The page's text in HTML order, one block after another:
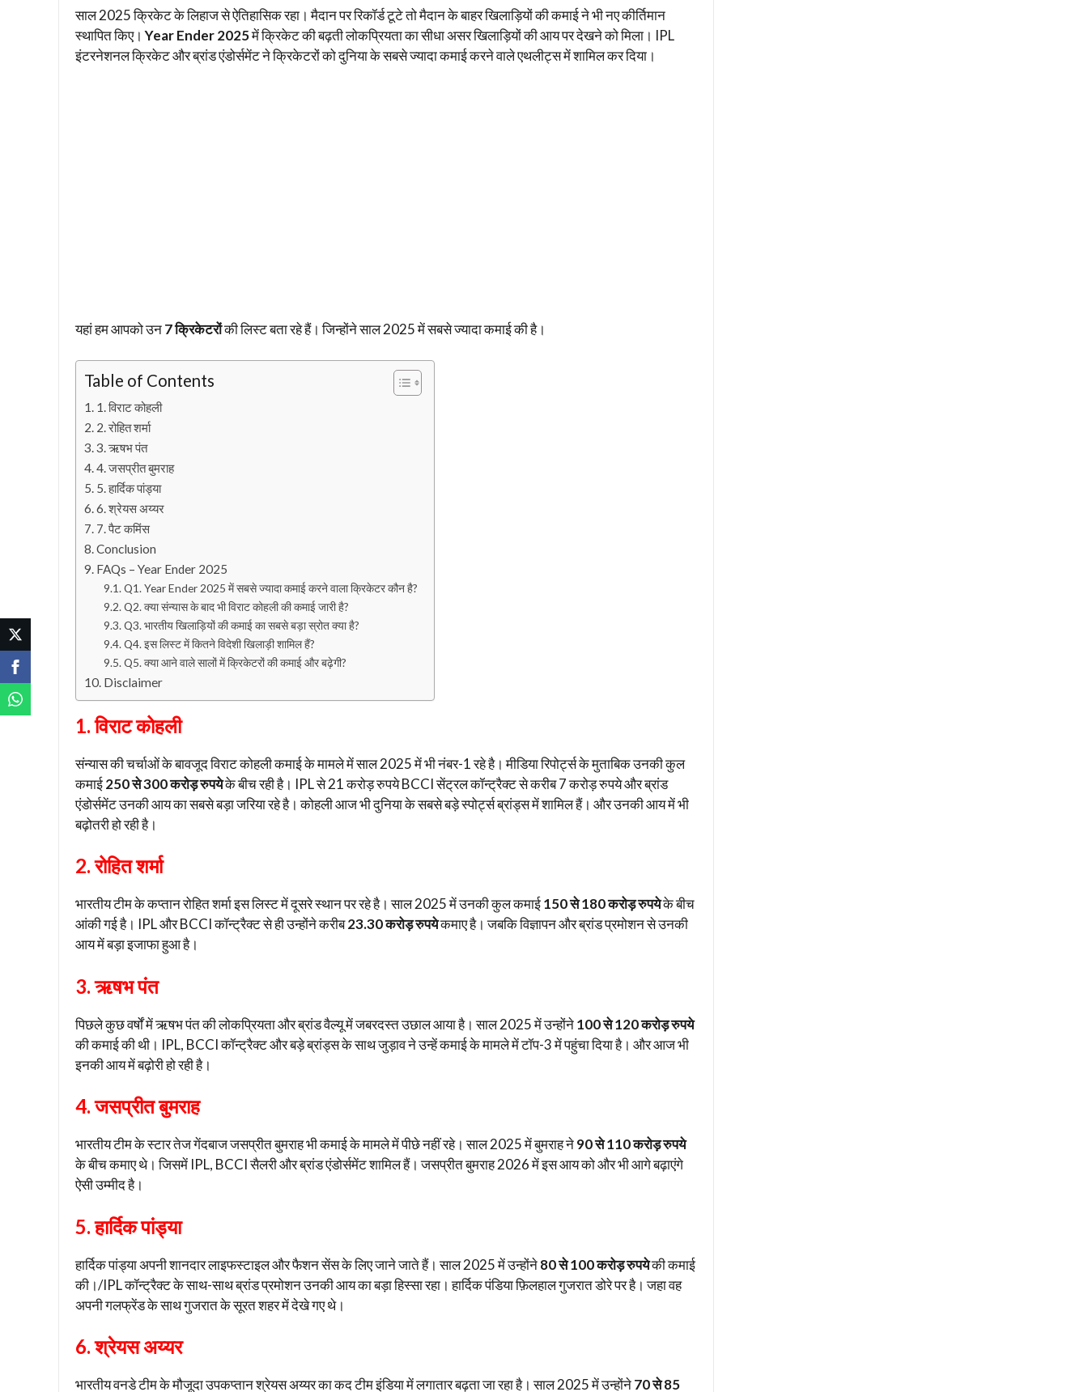
साल 2025 क्रिकेट के लिहाज से ऐतिहासिक रहा। मैदान पर रिकॉर्ड टूटे तो मैदान के बाहर खिलाड़ियों की कमाई ने भी नए कीर्तिमान
स्थापित किए।Year Ender 2025में क्रिकेट की बढ़ती लोकप्रियता का सीधा असर खिलाड़ियों की आय पर देखने को मिला। IPL
इंटरनेशनल क्रिकेट और ब्रांड एंडोर्समेंट ने क्रिकेटरों को दुनिया के सबसे ज्यादा कमाई करने वाले एथलीट्स में शामिल कर दिया।
यहां हम आपको उन7 क्रिकेटरोंकी लिस्ट बता रहे हैं। जिन्होंने साल 2025 में सबसे ज्यादा कमाई की है।
Table of Contents
1. विराट कोहली
2. रोहित शर्मा
3. ऋषभ पंत
4. जसप्रीत बुमराह
5. हार्दिक पांड्या
6. श्रेयस अय्यर
7. पैट कमिंस
Conclusion
FAQs – Year Ender 2025
Q1. Year Ender 2025 में सबसे ज्यादा कमाई करने वाला क्रिकेटर कौन है?
Q2. क्या संन्यास के बाद भी विराट कोहली की कमाई जारी है?
Q3. भारतीय खिलाड़ियों की कमाई का सबसे बड़ा स्रोत क्या है?
Q4. इस लिस्ट में कितने विदेशी खिलाड़ी शामिल हैं?
Q5. क्या आने वाले सालों में क्रिकेटरों की कमाई और बढ़ेगी?
Disclaimer
1. विराट कोहली
संन्यास की चर्चाओं के बावजूद विराट कोहली कमाई के मामले में साल 2025 में भी नंबर-1 रहे है। मीडिया रिपोर्ट्स के मुताबिक उनकी कुल
कमाई250 से 300 करोड़ रुपयेके बीच रही है। IPL से 21 करोड़ रुपये BCCI सेंट्रल कॉन्ट्रैक्ट से करीब 7 करोड़ रुपये और ब्रांड
एंडोर्समेंट उनकी आय का सबसे बड़ा जरिया रहे है। कोहली आज भी दुनिया के सबसे बड़े स्पोर्ट्स ब्रांड्स में शामिल हैं। और उनकी आय में भी
बढ़ोतरी हो रही है।
2. रोहित शर्मा
भारतीय टीम के कप्तान रोहित शर्मा इस लिस्ट में दूसरे स्थान पर रहे है। साल 2025 में उनकी कुल कमाई150 से 180 करोड़ रुपयेके बीच
आंकी गई है। IPL और BCCI कॉन्ट्रैक्ट से ही उन्होंने करीब23.30 करोड़ रुपयेकमाए है। जबकि विज्ञापन और ब्रांड प्रमोशन से उनकी
आय में बड़ा इजाफा हुआ है।
3. ऋषभ पंत
पिछले कुछ वर्षों में ऋषभ पंत की लोकप्रियता और ब्रांड वैल्यू में जबरदस्त उछाल आया है। साल 2025 में उन्होंने100 से 120 करोड़ रुपये
की कमाई की थी। IPL, BCCI कॉन्ट्रैक्ट और बड़े ब्रांड्स के साथ जुड़ाव ने उन्हें कमाई के मामले में टॉप-3 में पहुंचा दिया है। और आज भी
इनकी आय में बढ़ोरी हो रही है।
4. जसप्रीत बुमराह
भारतीय टीम के स्टार तेज गेंदबाज जसप्रीत बुमराह भी कमाई के मामले में पीछे नहीं रहे। साल 2025 में बुमराह ने90 से 110 करोड़ रुपये
के बीच कमाए थे। जिसमें IPL, BCCI सैलरी और ब्रांड एंडोर्समेंट शामिल हैं। जसप्रीत बुमराह 2026 में इस आय को और भी आगे बढ़ाएंगे
ऐसी उम्मीद है।
5. हार्दिक पांड्या
हार्दिक पांड्या अपनी शानदार लाइफस्टाइल और फैशन सेंस के लिए जाने जाते हैं। साल 2025 में उन्होंने80 से 100 करोड़ रुपयेकी कमाई
की।/IPL कॉन्ट्रैक्ट के साथ-साथ ब्रांड प्रमोशन उनकी आय का बड़ा हिस्सा रहा। हार्दिक पंडिया फ़िलहाल गुजरात डोरे पर है। जहा वह
अपनी गलफ्रेंड के साथ गुजरात के सूरत शहर में देखे गए थे।
6. श्रेयस अय्यर
भारतीय वनडे टीम के मौजूदा उपकप्तान श्रेयस अय्यर का कद टीम इंडिया में लगातार बढ़ता जा रहा है। साल 2025 में उन्होंने70 से 85